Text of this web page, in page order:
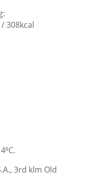
308kcal
3rd klm Old